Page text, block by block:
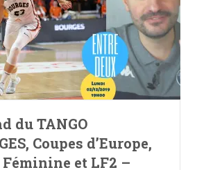
du TANGO
Coupes d’Europe,
et LF2 –